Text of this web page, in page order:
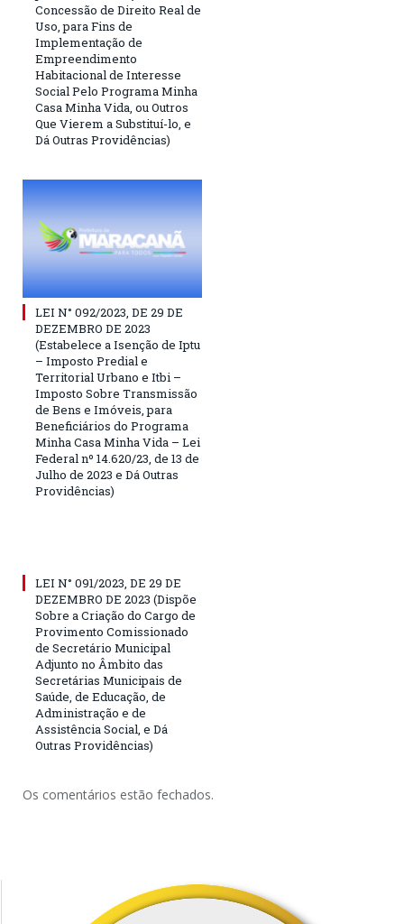
Concessão de Direito Real de
Uso, para Fins de
Implementação de
Empreendimento
Habitacional de Interesse
Social Pelo Programa Minha
Casa Minha Vida, ou Outros
Que Vierem a Substituí-lo, e
Dá Outras Providências)
LEI N° 092/2023, DE 29 DE
DEZEMBRO DE 2023
(Estabelece a Isenção de Iptu
– Imposto Predial e
Territorial Urbano e Itbi –
Imposto Sobre Transmissão
de Bens e Imóveis, para
Beneficiários do Programa
Minha Casa Minha Vida – Lei
Federal nº 14.620/23, de 13 de
Julho de 2023 e Dá Outras
Providências)
LEI N° 091/2023, DE 29 DE
DEZEMBRO DE 2023 (Dispõe
Sobre a Criação do Cargo de
Provimento Comissionado
de Secretário Municipal
Adjunto no Âmbito das
Secretárias Municipais de
Saúde, de Educação, de
Administração e de
Assistência Social, e Dá
Outras Providências)
Os comentários estão fechados.